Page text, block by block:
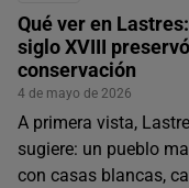
Qué ver en
siglo XVIII
conservación
4 de mayo de 2026
A primera vista,
sugiere: un pueblo
con casas blancas,